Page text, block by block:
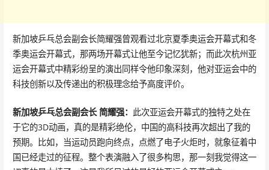
新加坡乒乓总会副会长简耀强曾观看过北京夏季奥运会开幕式和冬
季奥运会开幕式，那两场开幕式让他至今记忆犹新；而此次杭州亚
运会开幕式中精彩纷呈的演出同样令他印象深刻，他对亚运会中的
科技创新以及传递出的积极理念给予高度评价。
新加坡乒乓总会副会长 简耀强： 此次亚运会开幕式的独特之处在
于它的3D动画，真的是精彩绝伦，中国的高科技再次超出了我的
预期。比如，当运动员跑向终点，点燃了电子火炬时，就象征着中
国已经走过的征程。整个表演融入了很多构思，那一刻我觉得这一